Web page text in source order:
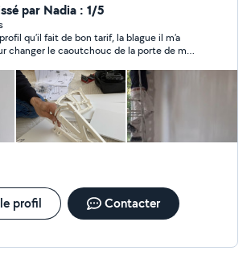
par Nadia : 1/5
qu’il fait de bon tarif, la blague il m’a
changer le caoutchouc de la porte de ma
je lui dit il me dit chacun son budget
budget a ce prix c’est du vol de l’arnaque.
profil Contacter